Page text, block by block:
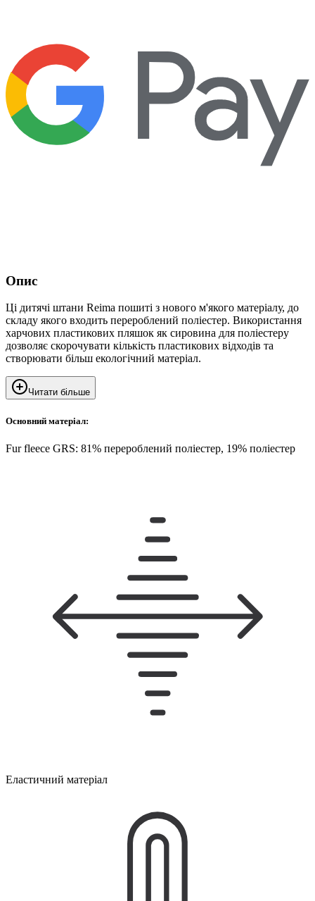
Опис
Ці дитячі штани Reima пошиті з нового м'якого матеріалу, до
складу якого входить перероблений поліестер. Використання
харчових пластикових пляшок як сировина для поліестеру
дозволяє скорочувати кількість пластикових відходів та
створювати більш екологічний матеріал.
Читати більше
Основний матеріал:
Fur fleece GRS: 81% перероблений поліестер, 19% поліестер
Еластичний матеріал